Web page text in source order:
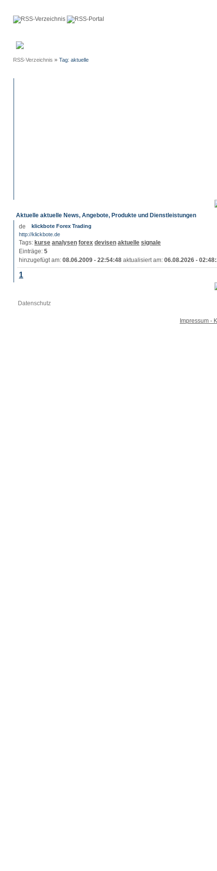
RSS-Verzeichnis » Tag: aktuelle
Aktuelle aktuelle News, Angebote, Produkte und Dienstleistungen
klickbote Forex Trading
http://klickbote.de
Tags: kurse analysen forex devisen aktuelle signale
Einträge: 5
hinzugefügt am: 08.06.2009 - 22:54:48 aktualisiert am: 06.08.2026 -
1
Datenschutz
Impressum -